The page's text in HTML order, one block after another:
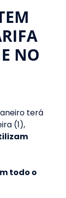
NO
terá
(1),
todo o